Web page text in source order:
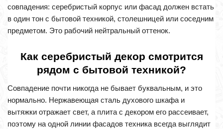
совпадения: серебристый корпус или фасад должен встать
в один тон с бытовой техникой, столешницей или соседним
предметом. Это рабочий нейтральный оттенок.
Как серебристый декор смотрится
рядом с бытовой техникой?
Совпадение почти никогда не бывает буквальным, и это
нормально. Нержавеющая сталь духового шкафа и
вытяжки отражает свет, а плита с декором его рассеивает,
поэтому на одной линии фасадов техника всегда выглядит